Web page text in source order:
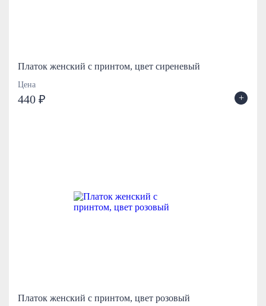
Платок женский с принтом, цвет сиреневый
Цена
440 ₽ +
Платок женский с принтом, цвет розовый